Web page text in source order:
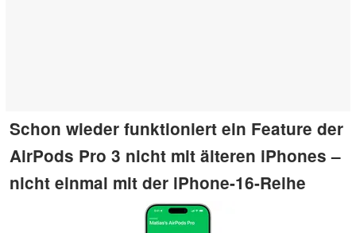
Schon wieder funktioniert ein Feature der
AirPods Pro 3 nicht mit älteren iPhones –
nicht einmal mit der iPhone-16-Reihe